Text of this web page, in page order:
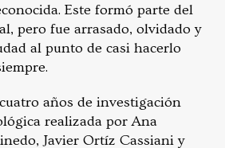
Este formó parte del
pero fue arrasado, olvidado y
al punto de casi hacerlo
años de investigación
realizada por Ana
Javier Ortíz Cassiani y